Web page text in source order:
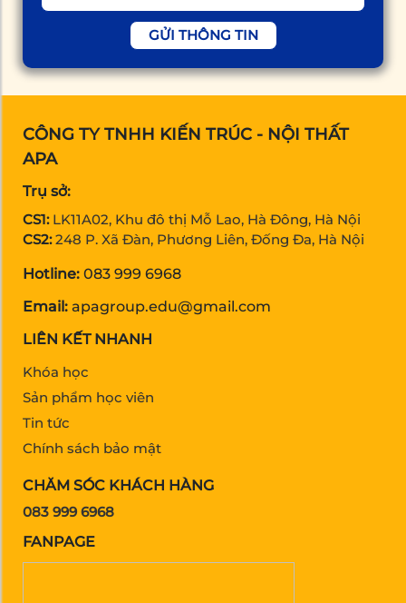
GỬI THÔNG TIN
CÔNG TY TNHH KIẾN TRÚC - NỘI THẤT
APA
Trụ sở:
CS1: LK11A02, Khu đô thị Mỗ Lao, Hà Đông, Hà Nội
CS2: 248 P. Xã Đàn, Phương Liên, Đống Đa, Hà Nội
Hotline: 083 999 6968
Email: apagroup.edu@gmail.com
LIÊN KẾT NHANH
Khóa học
Sản phẩm học viên
Tin tức
Chính sách bảo mật
CHĂM SÓC KHÁCH HÀNG
083 999 6968
FANPAGE